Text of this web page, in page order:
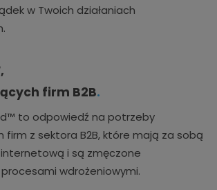
w Twoich działaniach
firm B2B.
to odpowiedź na potrzeby
firm z sektora B2B, które mają za sobą
i są zmęczone
wdrożeniowymi.